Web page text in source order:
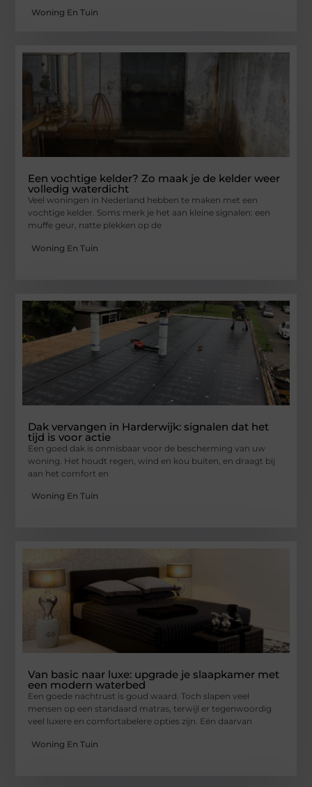
Woning En Tuin
Een vochtige kelder? Zo maak je de kelder weer
volledig waterdicht
Veel woningen in Nederland hebben te maken met een
vochtige kelder. Soms merk je het aan kleine signalen: een
muffe geur, natte plekken op de
Woning En Tuin
Dak vervangen in Harderwijk: signalen dat het
tijd is voor actie
Een goed dak is onmisbaar voor de bescherming van uw
woning. Het houdt regen, wind en kou buiten, en draagt bij
aan het comfort en
Woning En Tuin
Van basic naar luxe: upgrade je slaapkamer met
een modern waterbed
Een goede nachtrust is goud waard. Toch slapen veel
mensen op een standaard matras, terwijl er tegenwoordig
veel luxere en comfortabelere opties zijn. Eén daarvan
Woning En Tuin